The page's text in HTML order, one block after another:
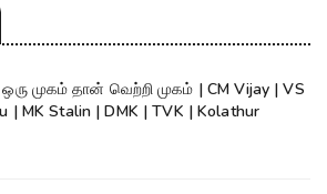
முகம் தான் வெற்றி முகம் | CM Vijay | VS
| MK Stalin | DMK | TVK | Kolathur